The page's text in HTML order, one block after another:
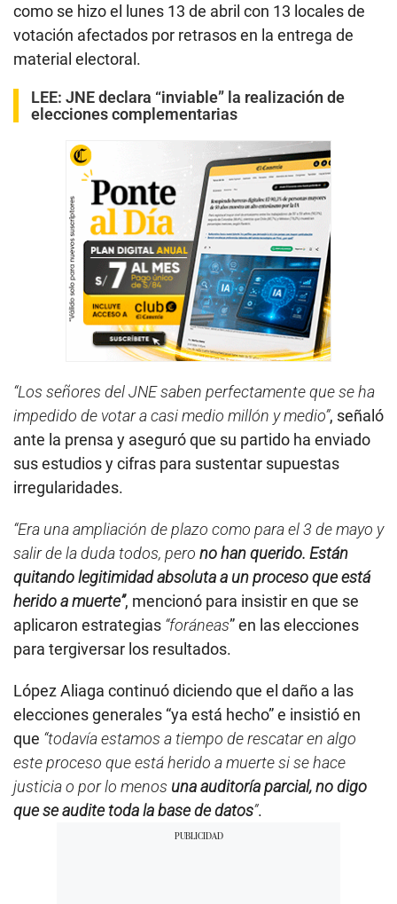
como se hizo el lunes 13 de abril con 13 locales de
votación afectados por retrasos en la entrega de
material electoral.
LEE: JNE declara “inviable” la realización de
elecciones complementarias
“Los señores del JNE saben perfectamente que se ha
impedido de votar a casi medio millón y medio”, señaló
ante la prensa y aseguró que su partido ha enviado
sus estudios y cifras para sustentar supuestas
irregularidades.
“Era una ampliación de plazo como para el 3 de mayo y
salir de la duda todos, pero no han querido. Están
quitando legitimidad absoluta a un proceso que está
herido a muerte”, mencionó para insistir en que se
aplicaron estrategias “foráneas” en las elecciones
para tergiversar los resultados.
López Aliaga continuó diciendo que el daño a las
elecciones generales “ya está hecho” e insistió en
que “todavía estamos a tiempo de rescatar en algo
este proceso que está herido a muerte si se hace
justicia o por lo menos una auditoría parcial, no digo
que se audite toda la base de datos”.